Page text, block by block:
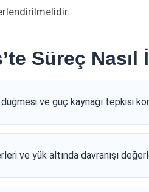
Süreç Nasıl
ve güç kaynağı tepkisi
ve yük altında davranışı